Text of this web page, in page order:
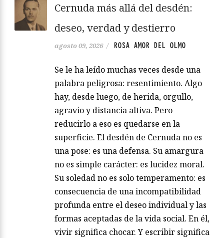
Cernuda más allá del desdén:
deseo, verdad y destierro
agosto 09, 2026 / ROSA AMOR DEL OLMO
Se le ha leído muchas veces desde una
palabra peligrosa: resentimiento. Algo
hay, desde luego, de herida, orgullo,
agravio y distancia altiva. Pero
reducirlo a eso es quedarse en la
superficie. El desdén de Cernuda no es
una pose: es una defensa. Su amargura
no es simple carácter: es lucidez moral.
Su soledad no es solo temperamento: es
consecuencia de una incompatibilidad
profunda entre el deseo individual y las
formas aceptadas de la vida social. En él,
vivir significa chocar. Y escribir significa